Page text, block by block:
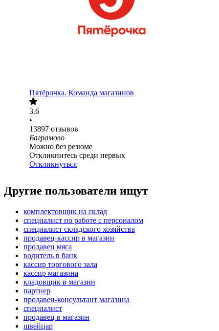
Пятёрочка. Команда магазинов
3.6
•
13897 отзывов
Баграмово
Можно без резюме
Откликнитесь среди первых
Откликнуться
Другие пользователи ищут
комплектовщик на склад
специалист по работе с персоналом
специалист складского хозяйства
продавец-кассир в магазин
продавец мяса
водитель в банк
кассир торгового зала
кассир магазина
кладовщик в магазин
партнер
продавец-консультант магазина
специалист
продавец в магазин
швейцар